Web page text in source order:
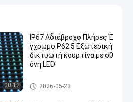
00:12
IP67 Αδιάβροχο Πλήρες Έ
γχρωμο P62.5 Εξωτερική
δικτυωτή κουρτίνα με οθ
όνη LED
Οθόνη LED Mesh
2026-05-23